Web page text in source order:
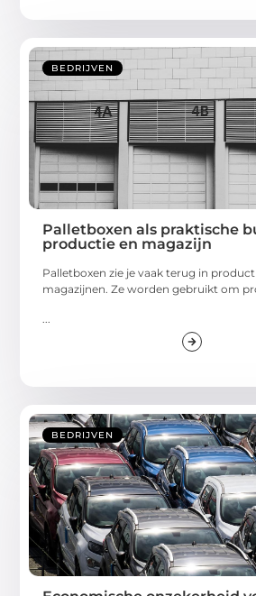
BEDRIJVEN
Palletboxen als praktische
productie en magazijn
Palletboxen zie je vaak terug in
magazijnen. Ze worden gebruikt om
BEDRIJVEN